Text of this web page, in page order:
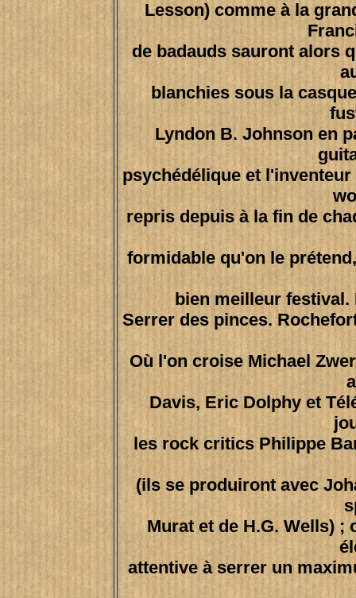
Lesson) comme à la
de badauds sauront alors
blanchies sous la
Lyndon B. Johnson en
psychédélique et
repris depuis à la fin de
formidable qu'on le
bien meilleur festival.
Serrer des pinces.
Où l'on croise Michael
Davis, Eric Dolphy et
les rock critics Philippe
(ils se produiront avec
Murat et de H.G. Wells) ;
attentive à serrer un